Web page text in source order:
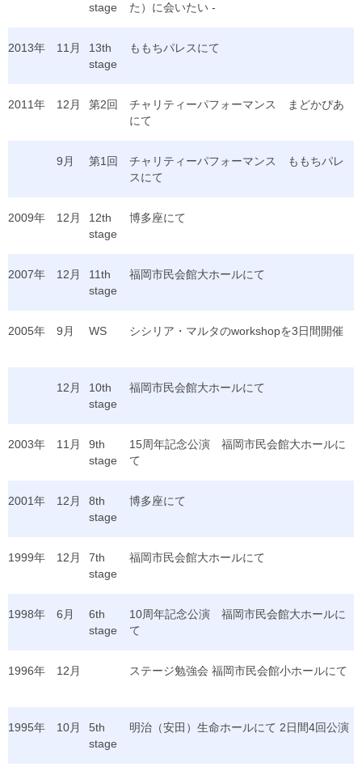
stage
た）に会いたい -
2013年 11月
13th
stage
ももちパレスにて
2011年 12月 第2回
チャリティーパフォーマンス まどかぴあ
にて
9月 第1回
チャリティーパフォーマンス ももちパレ
スにて
2009年 12月
12th
stage
博多座にて
2007年 12月
11th
stage
福岡市民会館大ホールにて
2005年 9月 WS シシリア・マルタのworkshopを3日間開催
12月
10th
stage
福岡市民会館大ホールにて
2003年 11月
9th
stage
15周年記念公演 福岡市民会館大ホールに
て
2001年 12月
8th
stage
博多座にて
1999年 12月
7th
stage
福岡市民会館大ホールにて
1998年 6月
6th
stage
10周年記念公演 福岡市民会館大ホールに
て
1996年 12月 ステージ勉強会 福岡市民会館小ホールにて
1995年 10月
5th
stage
明治（安田）生命ホールにて 2日間4回公演